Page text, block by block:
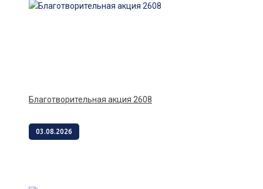
Благотворительная акция 2608
03.08.2026